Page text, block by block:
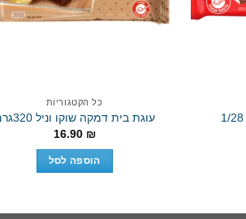
כל הקטגוריות
עוגת בית דמקה שוקו וניל 320גרם
16.90 ₪
הוספה לסל